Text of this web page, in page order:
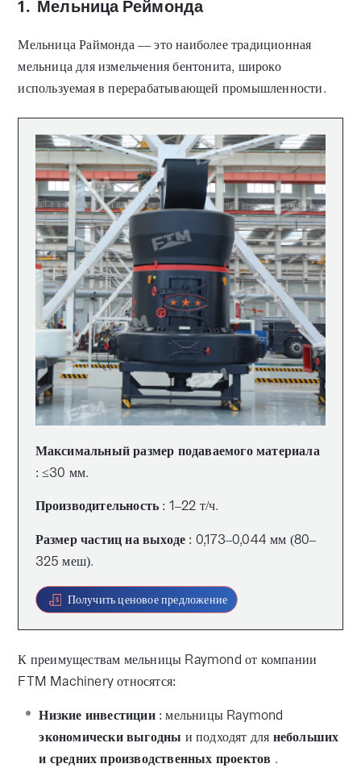
1. Мельница Реймонда
Мельница Раймонда — это наиболее традиционная
мельница для измельчения бентонита, широко
используемая в перерабатывающей промышленности.
Максимальный размер подаваемого материала
: ≤30 мм.
Производительность : 1–22 т/ч.
Размер частиц на выходе : 0,173–0,044 мм (80–
325 меш).
Получить ценовое предложение
К преимуществам мельницы Raymond от компании
FTM Machinery относятся:
Низкие инвестиции: мельницы Raymond
экономически выгодны и подходят для небольших
и средних производственных проектов .